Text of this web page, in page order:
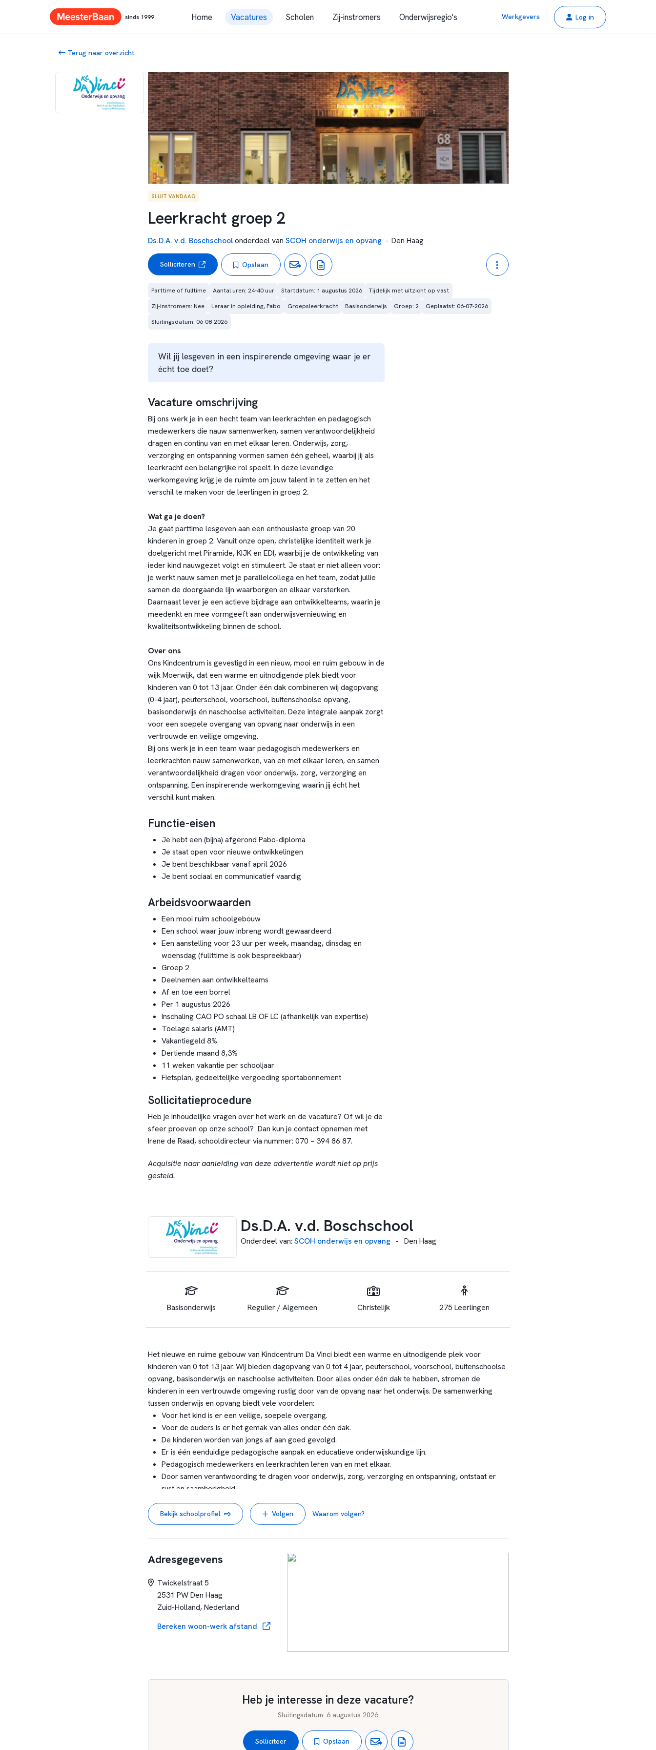
sinds 1999 Home Vacatures Scholen Zij-instromers Onderwijsregio's Werkgevers Log in
Terug naar overzicht
SLUIT VANDAAG
Leerkracht groep 2
Ds.D.A. v.d. Boschschoolonderdeel van SCOH onderwijs en opvang - Den Haag
Solliciteren Opslaan
Parttime of fulltime Aantal uren: 24-40 uur Startdatum: 1 augustus 2026
Tijdelijk met uitzicht op vast
Zij-instromers: Nee
Leraar in opleiding, Pabo Groepsleerkracht Basisonderwijs Groep: 2
Geplaatst: 06-07-2026
Sluitingsdatum: 06-08-2026
Wil jij lesgeven in een inspirerende omgeving waar je er
écht toe doet?
Vacature omschrijving
Bij ons werk je in een hecht team van leerkrachten en pedagogisch
medewerkers die nauw samenwerken, samen verantwoordelijkheid
dragen en continu van en met elkaar leren. Onderwijs, zorg,
verzorging en ontspanning vormen samen één geheel, waarbij jij als
leerkracht een belangrijke rol speelt. In deze levendige
werkomgeving krijg je de ruimte om jouw talent in te zetten en het
verschil te maken voor de leerlingen in groep 2.
Wat ga je doen?
Je gaat parttime lesgeven aan een enthousiaste groep van 20
kinderen in groep 2. Vanuit onze open, christelijke identiteit werk je
doelgericht met Piramide, KIJK en EDI, waarbij je de ontwikkeling van
ieder kind nauwgezet volgt en stimuleert. Je staat er niet alleen voor:
je werkt nauw samen met je parallelcollega en het team, zodat jullie
samen de doorgaande lijn waarborgen en elkaar versterken.
Daarnaast lever je een actieve bijdrage aan ontwikkelteams, waarin je
meedenkt en mee vormgeeft aan onderwijsvernieuwing en
kwaliteitsontwikkeling binnen de school.
Over ons
Ons Kindcentrum is gevestigd in een nieuw, mooi en ruim gebouw in de
wijk Moerwijk, dat een warme en uitnodigende plek biedt voor
kinderen van 0 tot 13 jaar. Onder één dak combineren wij dagopvang
(0-4 jaar), peuterschool, voorschool, buitenschoolse opvang,
basisonderwijs én naschoolse activiteiten. Deze integrale aanpak zorgt
voor een soepele overgang van opvang naar onderwijs in een
vertrouwde en veilige omgeving.
Bij ons werk je in een team waar pedagogisch medewerkers en
leerkrachten nauw samenwerken, van en met elkaar leren, en samen
verantwoordelijkheid dragen voor onderwijs, zorg, verzorging en
ontspanning. Een inspirerende werkomgeving waarin jij écht het
verschil kunt maken.
Functie-eisen
Je hebt een (bijna) afgerond Pabo-diploma
Je staat open voor nieuwe ontwikkelingen
Je bent beschikbaar vanaf april 2026
Je bent sociaal en communicatief vaardig
Arbeidsvoorwaarden
Een mooi ruim schoolgebouw
Een school waar jouw inbreng wordt gewaardeerd
Een aanstelling voor 23 uur per week, maandag, dinsdag en
woensdag (fullttime is ook bespreekbaar)
Groep 2
Deelnemen aan ontwikkelteams
Af en toe een borrel
Per 1 augustus 2026
Inschaling CAO PO schaal LB OF LC (afhankelijk van expertise)
Toelage salaris (AMT)
Vakantiegeld 8%
Dertiende maand 8,3%
11 weken vakantie per schooljaar
Fietsplan, gedeeltelijke vergoeding sportabonnement
Sollicitatieprocedure
Heb je inhoudelijke vragen over het werk en de vacature? Of wil je de
sfeer proeven op onze school? Dan kun je contact opnemen met
Irene de Raad, schooldirecteur via nummer: 070 – 394 86 87.
Acquisitie naar aanleiding van deze advertentie wordt niet op prijs
gesteld.
Ds.D.A. v.d. Boschschool
Onderdeel van: SCOH onderwijs en opvang - Den Haag
Basisonderwijs Regulier / Algemeen Christelijk 275 Leerlingen
Het nieuwe en ruime gebouw van Kindcentrum Da Vinci biedt een warme en uitnodigende plek voor
kinderen van 0 tot 13 jaar. Wij bieden dagopvang van 0 tot 4 jaar, peuterschool, voorschool, buitenschoolse
opvang, basisonderwijs en naschoolse activiteiten. Door alles onder één dak te hebben, stromen de
kinderen in een vertrouwde omgeving rustig door van de opvang naar het onderwijs. De samenwerking
tussen onderwijs en opvang biedt vele voordelen:
Voor het kind is er een veilige, soepele overgang.
Voor de ouders is er het gemak van alles onder één dak.
De kinderen worden van jongs af aan goed gevolgd.
Er is één eenduidige pedagogische aanpak en educatieve onderwijskundige lijn.
Pedagogisch medewerkers en leerkrachten leren van en met elkaar.
Door samen verantwoording te dragen voor onderwijs, zorg, verzorging en ontspanning, ontstaat er
rust en saamhorigheid.
Gedeelde zorg voor kinderen brengt de behoeften van het kind in beeld en maakt de zorg
beheersbaar.
Bekijk schoolprofiel Volgen Waarom volgen?
Adresgegevens
Twickelstraat 5
2531 PW Den Haag
Zuid-Holland, Nederland
Bereken woon-werk afstand
Heb je interesse in deze vacature?
Sluitingsdatum: 6 augustus 2026
Solliciteer Opslaan